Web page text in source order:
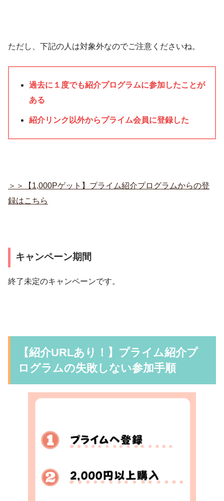
ただし、下記の人は対象外なのでご注意くださいね。
過去に１度でも紹介プログラムに参加したことが
ある
紹介リンク以外からプライム会員に登録した
＞＞【1,000Pゲット】プライム紹介プログラムからの登
録はこちら
キャンペーン期間
終了未定のキャンペーンです。
【紹介URLあり！】プライム紹介プ
ログラムの失敗しない参加手順